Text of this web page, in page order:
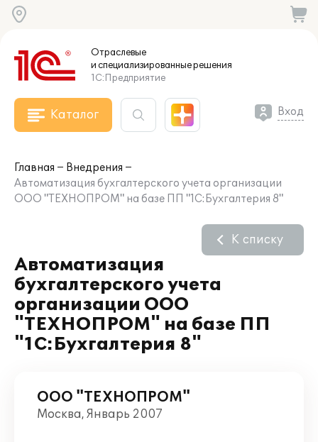
Отраслевые
и специализированныерешения
1С:Предприятие
Каталог Вход
Главная
Внедрения
Автоматизация бухгалтерского учета организации
ООО "ТЕХНОПРОМ" на базе ПП "1С:Бухгалтерия 8"
Автоматизация
бухгалтерского учета
организации ООО
"ТЕХНОПРОМ" на базе ПП
"1С:Бухгалтерия 8"
К списку
ООО "ТЕХНОПРОМ"
Москва, Январь 2007